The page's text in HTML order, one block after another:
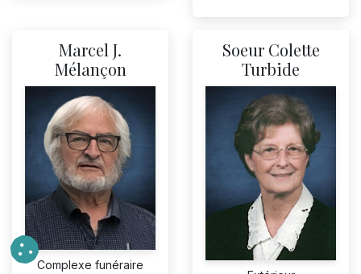
Marcel J.
Mélançon
Complexe funéraire
Soeur Colette
Turbide